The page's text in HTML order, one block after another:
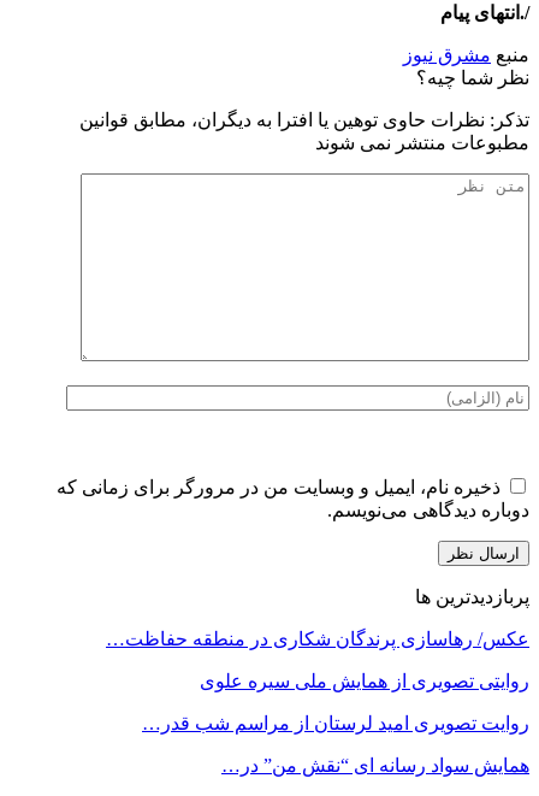
/.انتهای پیام
منبع مشرق نیوز
نظر شما چیه؟
تذكر: نظرات حاوی توهين يا افترا به ديگران، مطابق قوانين
مطبوعات منتشر نمی شوند
ذخیره نام، ایمیل و وبسایت من در مرورگر برای زمانی که
دوباره دیدگاهی می‌نویسم.
پربازدیدترین ها
عکس/ رهاسازی پرندگان شکاری در منطقه حفاظت…
روایتی تصویری از همایش ملی سیره علوی
روایت تصویری امید لرستان از مراسم شب قدر…
همایش سواد رسانه ای “نقش من” در…